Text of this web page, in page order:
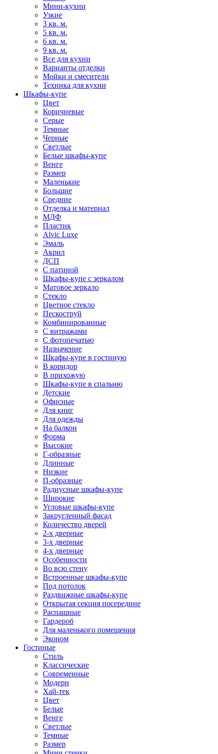
Мини-кухни
Узкие
3 кв. м.
5 кв. м.
6 кв. м.
9 кв. м.
Все для кухни
Варианты отделки
Мойки и смесители
Техника для кухни
Шкафы-купе
Цвет
Коричневые
Серые
Темные
Черные
Светлые
Белые шкафы-купе
Венге
Размер
Маленькие
Большие
Средние
Отделка и материал
МДФ
Пластик
Alvic Luxe
Эмаль
Акрил
ДСП
С патиной
Шкафы-купе с зеркалом
Матовое зеркало
Стекло
Цветное стекло
Пескоструй
Комбинированные
С витражами
С фотопечатью
Назначение
Шкафы-купе в гостиную
В коридор
В прихожую
Шкафы-купе в спальню
Детские
Офисные
Для книг
Для одежды
На балкон
Форма
Высокие
Г-образные
Длинные
Низкие
П-образные
Радиусные шкафы-купе
Широкие
Угловые шкафы-купе
Закругленный фасад
Количество дверей
2-х дверные
3-х дверные
4-х дверные
Особенности
Во всю стену
Встроенные шкафы-купе
Под потолок
Раздвижные шкафы-купе
Открытая секция посередине
Распашные
Гардероб
Для маленького помещения
Эконом
Гостиные
Стиль
Классические
Современные
Модерн
Хай-тек
Цвет
Белые
Венге
Светлые
Темные
Размер